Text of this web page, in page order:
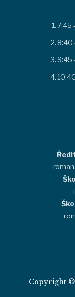
7:45
8:40
9:45
Copyright ©